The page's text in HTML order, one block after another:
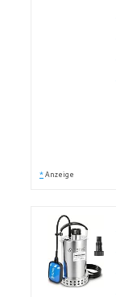
* Anzeige